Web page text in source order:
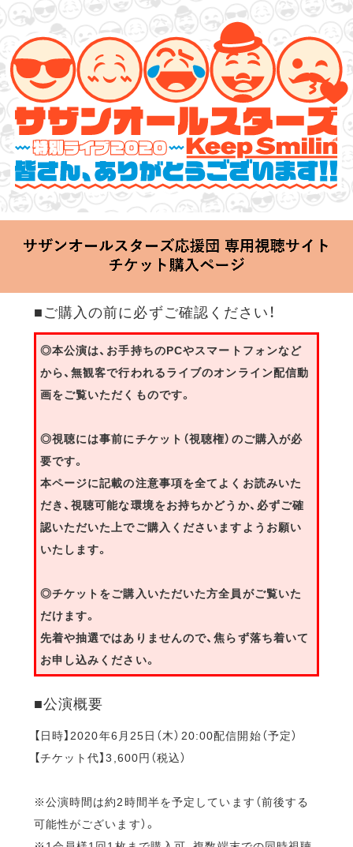
サザンオールスターズ 特別ライブ 2020
「Keep Smilin’～皆さん、ありがとうございます!!～」
2020.06.25 Thu 20:00 Start at 横浜アリーナ
■ご購入の前に必ずご確認ください！
◎本公演は、お手持ちのPCやスマートフォンなど
から、無観客で行われるライブのオンライン配信動
画をご覧いただくものです。
◎視聴には事前にチケット（視聴権）のご購入が必
要です。
本ページに記載の注意事項を全てよくお読みいた
だき、視聴可能な環境をお持ちかどうか、必ずご確
認いただいた上でご購入くださいますようお願い
いたします。
◎チケットをご購入いただいた方全員がご覧いた
だけます。
先着や抽選ではありませんので、焦らず落ち着いて
お申し込みください。
■公演概要
【日時】2020年6月25日（木）20:00配信開始（予定）
【チケット代】3,600円（税込）
※公演時間は約2時間半を予定しています（前後する
可能性がございます）。